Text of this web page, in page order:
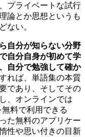
プライベートな試行
論とか思想というも
ない。
自分が知らない分野
自分自身が初めて学
自分で勉強して確か
れば、単語集の本質
であり、そしてその
、オンラインでは
無料で利用できる
た無料のアプリケー
性や思い付きの目新